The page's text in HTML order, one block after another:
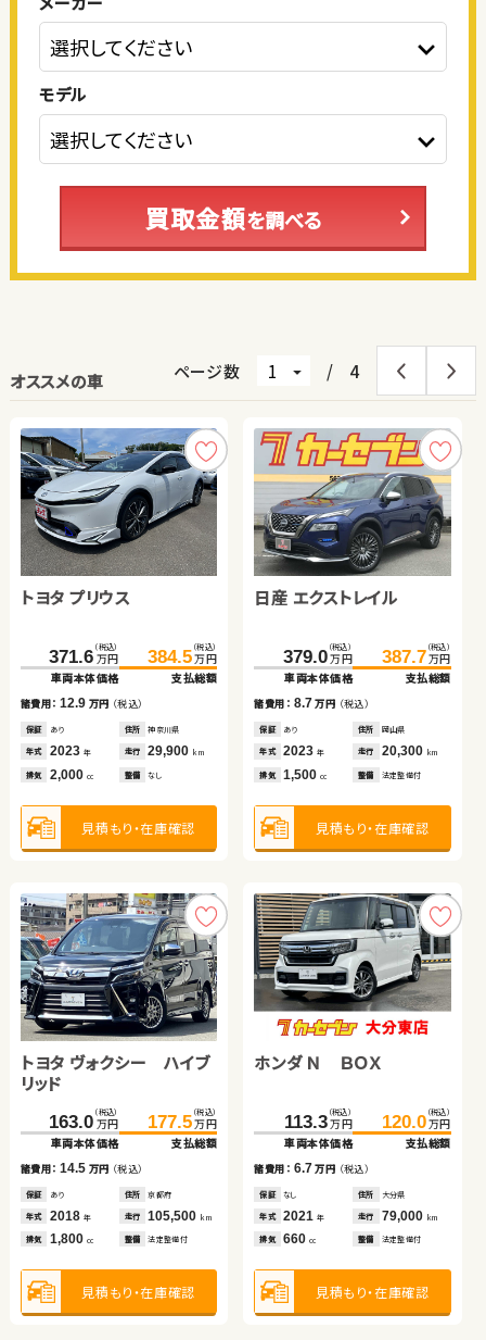
モデル
買取金額を調べる
オススメの車 ページ数 / 4
トヨタ プリウス
371.6 （税込）
万円
車両本体価格
384.5 （税込）
万円
支払総額
諸費用：12.9 万円 （税込）
保証 あり 住所 神奈川県
年式 2023 年 走行 29,900 km
排気 2,000 cc 整備 なし
見積もり・在庫確認
日産 エクストレイル
379.0 （税込）
万円
車両本体価格
387.7 （税込）
万円
支払総額
諸費用： 8.7万円 （税込）
保証 あり 住所 岡山県
年式 2023年 走行 20,300 km
排気 1,500cc 整備 法定整備付
見積もり・在庫確認
トヨタ ヴォクシー ハイブ
リッド
163.0 （税込）
万円
車両本体価格
177.5 （税込）
万円
支払総額
諸費用：14.5 万円 （税込）
保証 あり 住所 京都府
年式 2018 年 走行 105,500 km
排気 1,800 cc 整備 法定整備付
見積もり・在庫確認
ホンダ Ｎ ＢＯＸ
113.3 （税込）
万円
車両本体価格
120.0 （税込）
万円
支払総額
諸費用： 6.7万円 （税込）
保証 なし 住所 大分県
年式 2021年 走行 79,000 km
排気 660cc 整備 法定整備付
見積もり・在庫確認
ダイハツ ムーヴ
31.8 （税込）
万円
車両本体価格
37.7 （税込）
万円
支払総額
諸費用：5.9万円（税込）
保証 なし 住所 岡山県
年式 2013 年 走行 33,000 km
排気 660cc 整備 法定整備付
見積もり・在庫確認
スズキ スイフト
123.7万円
車両本体価格
140.0万円
支払総額
見積もり・在庫確認
日産 エクストレイル
50.1 （税込）
万円
車両本体価格
59.1 （税込）
万円
支払総額
諸費用：9.0万円（税込）
保証 なし 住所 埼玉県
年式 2009 年 走行 102,400 km
排気 2,000 cc 整備 なし
見積もり・在庫確認
スズキ ワゴンＲ
38.4 （税込）
万円
車両本体価格
48.7 （税込）
万円
支払総額
諸費用： 10.3万円（税込）
保証 なし 住所 茨城県
年式 2013年 走行 76,600 km
排気 660cc 整備 法定整備付
見積もり・在庫確認
日産 セレナ
196.4 （税込）
万円
車両本体価格
208.2 （税込）
万円
支払総額
諸費用：11.8 万円 （税込）
保証 あり 住所 福岡県
年式 2019 年 走行 76,600 km
排気 1,200 cc 整備 法定整備付
見積もり・在庫確認
ダイハツ ムーヴ
179.4 （税込）
万円
車両本体価格
189.9 （税込）
万円
支払総額
諸費用： 10.5万円（税込）
保証 あり 住所 岩手県
年式 2025年 走行 100km
排気 660cc 整備 法定整備付
見積もり・在庫確認
トヨタ ヴェルファイア
779.7 （税込）
万円
車両本体価格
797.0 （税込）
万円
支払総額
諸費用：17.3 万円 （税込）
保証 なし 住所 岡山県
年式 2024 年 走行 3,900km
排気 2,400 cc 整備 法定整備付
見積もり・在庫確認
スバル フォレスター ハイ
306.8 （税込）
万円
車両本体価格
319.9 （税込）
万円
支払総額
諸費用： 13.1万円（税込）
保証 あり 住所 岩手県
年式 2021年 走行 67,900 km
排気 2,000 整備 法定整備付
見積もり・在庫確認
ホンダ フリード ハイブリ
232.7 （税込）
万円
車両本体価格
243.7 （税込）
万円
支払総額
諸費用：11.0 万円 （税込）
保証 あり 住所 埼玉県
年式 2024 年 走行 19,600 km
排気 1,500 cc 整備 法定整備付
見積もり・在庫確認
トヨタ ヴェルファイア
143.8 （税込）
万円
車両本体価格
154.9 （税込）
万円
支払総額
諸費用： 11.1万円（税込）
保証 なし 住所 群馬県
年式 2013年 走行 63,500 km
排気 2,400cc 整備 なし
見積もり・在庫確認